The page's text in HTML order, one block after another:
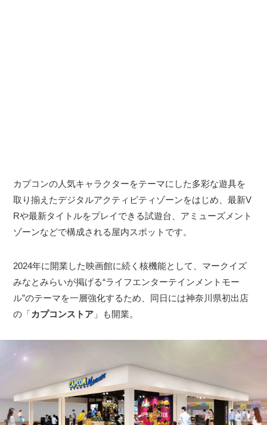
カプコンの人気キャラクターをテーマにした多彩な遊具を
取り揃えたデジタルアクティビティゾーンをはじめ、最新V
Rや最新タイトルをプレイできる試遊台、アミューズメント
ゾーンなどで構成される屋内スポットです。
2024年に開業した映画館に続く核機能として、マークイズ
みなとみらいが掲げる“ライフエンターテインメントモー
ル”のテーマを一層強化するため、同日には神奈川県初出店
の「カプコンストア 」も開業。